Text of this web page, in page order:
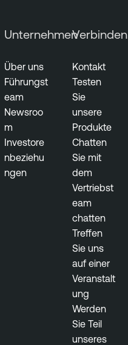
Unternehmen
Über uns
Führungst
eam
Newsroo
m
Investore
nbeziehu
ngen
Verbinden
Kontakt
Testen
Sie
unsere
Produkte
Chatten
Sie mit
dem
Vertriebst
eam
chatten
Treffen
Sie uns
auf einer
Veranstalt
ung
Werden
Sie Teil
unseres